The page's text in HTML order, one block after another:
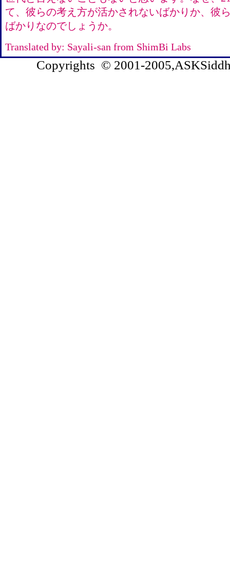
て、彼らの考え方が活かされないばかりか、彼
ばかりなのでしょうか。
Translated by: Sayali-san from ShimBi Labs
Copyrights © 2001-